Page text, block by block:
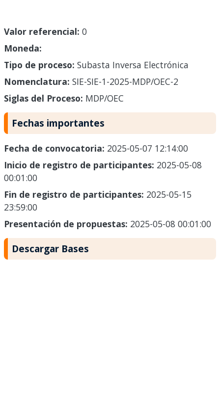
Valor referencial: 0
Moneda:
Tipo de proceso: Subasta Inversa Electrónica
Nomenclatura: SIE-SIE-1-2025-MDP/OEC-2
Siglas del Proceso: MDP/OEC
Fechas importantes
Fecha de convocatoria: 2025-05-07 12:14:00
Inicio de registro de participantes: 2025-05-08
00:01:00
Fin de registro de participantes: 2025-05-15
23:59:00
Presentación de propuestas: 2025-05-08 00:01:00
Descargar Bases